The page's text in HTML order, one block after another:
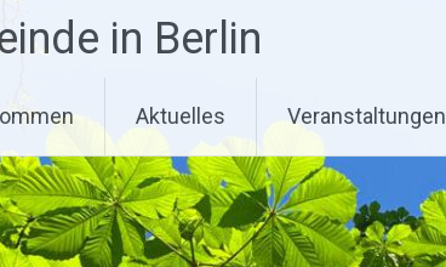
in Berlin
Aktuelles Veranstaltungen